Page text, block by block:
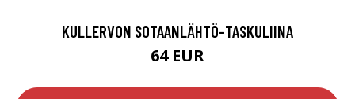
KULLERVON SOTAANLÄHTÖ-TASKULIINA
64 EUR